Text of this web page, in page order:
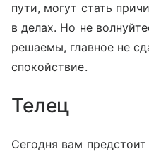
пути, могут стать
в делах. Но не
решаемы, главное не
спокойствие.
Телец
Сегодня вам